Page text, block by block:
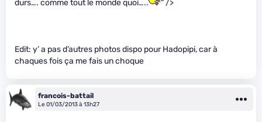
durs…. comme tout le monde quoi…..
" />
Edit: y’ a pas d’autres photos dispo pour Hadopipi, car à
chaques fois ça me fais un choque
francois-battail
Le 01/03/2013 à 13h27